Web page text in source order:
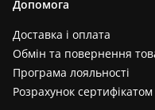
Допомога
Доставка і оплата
Обмін та повернення
Програма лояльності
Розрахунок сертифікатом